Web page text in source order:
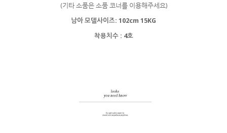
(기타 소품은 소품 코너를 이용해주세요)
남아 모델사이즈: 102cm 15KG
착용치수 : 4호